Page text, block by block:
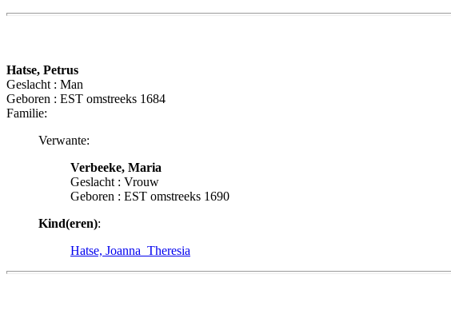
Hatse, Petrus
Geslacht : Man
Geboren : EST omstreeks 1684
Familie:
Verwante:
Verbeeke, Maria
Geslacht : Vrouw
Geboren : EST omstreeks 1690
Kind(eren):
Hatse, Joanna_Theresia